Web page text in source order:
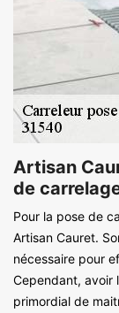
Artisan
de
Pour la pose de
Artisan Cauret.
nécessaire pour
Cependant, avoir
primordial de